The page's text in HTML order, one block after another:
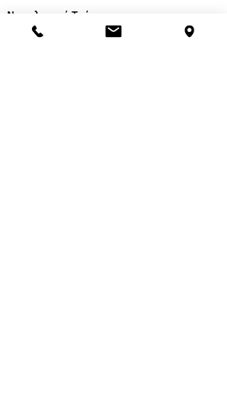
Νοσηλευτικά Τμήματα
Χειμερινό ωράριο: 11.00-13.00
17.30-19.30